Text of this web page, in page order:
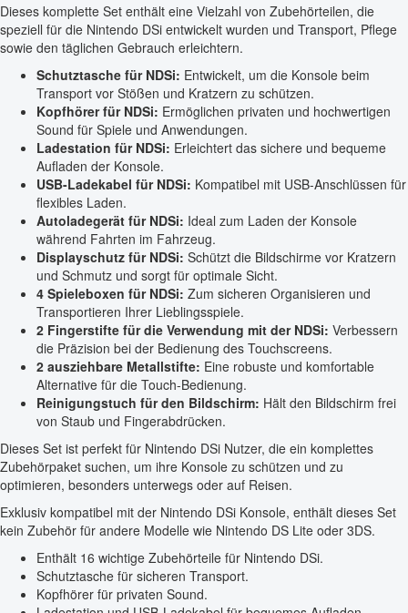
Dieses komplette Set enthält eine Vielzahl von Zubehörteilen, die
speziell für die Nintendo DSi entwickelt wurden und Transport, Pflege
sowie den täglichen Gebrauch erleichtern.
Schutztasche für NDSi: Entwickelt, um die Konsole beim
Transport vor Stößen und Kratzern zu schützen.
Kopfhörer für NDSi: Ermöglichen privaten und hochwertigen
Sound für Spiele und Anwendungen.
Ladestation für NDSi: Erleichtert das sichere und bequeme
Aufladen der Konsole.
USB-Ladekabel für NDSi: Kompatibel mit USB-Anschlüssen für
flexibles Laden.
Autoladegerät für NDSi: Ideal zum Laden der Konsole
während Fahrten im Fahrzeug.
Displayschutz für NDSi: Schützt die Bildschirme vor Kratzern
und Schmutz und sorgt für optimale Sicht.
4 Spieleboxen für NDSi: Zum sicheren Organisieren und
Transportieren Ihrer Lieblingsspiele.
2 Fingerstifte für die Verwendung mit der NDSi: Verbessern
die Präzision bei der Bedienung des Touchscreens.
2 ausziehbare Metallstifte: Eine robuste und komfortable
Alternative für die Touch-Bedienung.
Reinigungstuch für den Bildschirm: Hält den Bildschirm frei
von Staub und Fingerabdrücken.
Dieses Set ist perfekt für Nintendo DSi Nutzer, die ein komplettes
Zubehörpaket suchen, um ihre Konsole zu schützen und zu
optimieren, besonders unterwegs oder auf Reisen.
Exklusiv kompatibel mit der Nintendo DSi Konsole, enthält dieses Set
kein Zubehör für andere Modelle wie Nintendo DS Lite oder 3DS.
Enthält 16 wichtige Zubehörteile für Nintendo DSi.
Schutztasche für sicheren Transport.
Kopfhörer für privaten Sound.